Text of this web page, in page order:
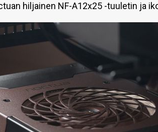
hiljainen NF-A12x25 -tuuletin ja